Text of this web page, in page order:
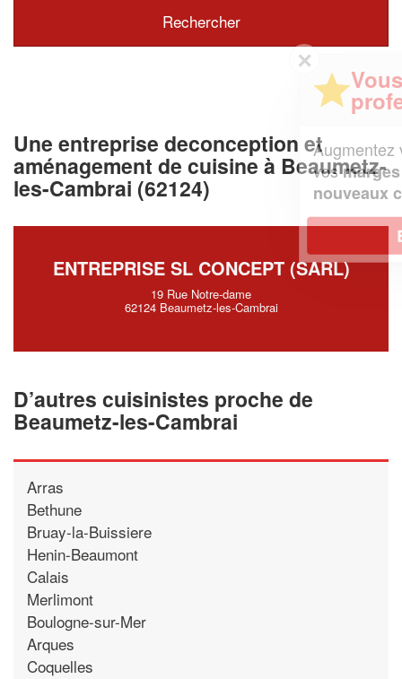
Une entreprise deconception et
aménagement de cuisine à Beaumetz-
les-Cambrai (62124)
ENTREPRISE SL CONCEPT (SARL)
19 Rue Notre-dame
62124 Beaumetz-les-Cambrai
D’autres cuisinistes proche de
Beaumetz-les-Cambrai
Arras
Bethune
Bruay-la-Buissiere
Henin-Beaumont
Calais
Merlimont
Boulogne-sur-Mer
Arques
Coquelles
Augmentez votrechiffre d'affaireset
vosmargestout en gagnant de
nouveaux clients